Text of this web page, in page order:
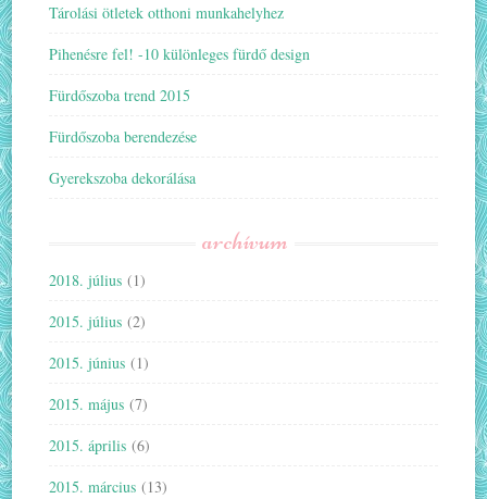
Tárolási ötletek otthoni munkahelyhez
Pihenésre fel! -10 különleges fürdő design
Fürdőszoba trend 2015
Fürdőszoba berendezése
Gyerekszoba dekorálása
archívum
2018. július (1)
2015. július (2)
2015. június (1)
2015. május (7)
2015. április (6)
2015. március (13)